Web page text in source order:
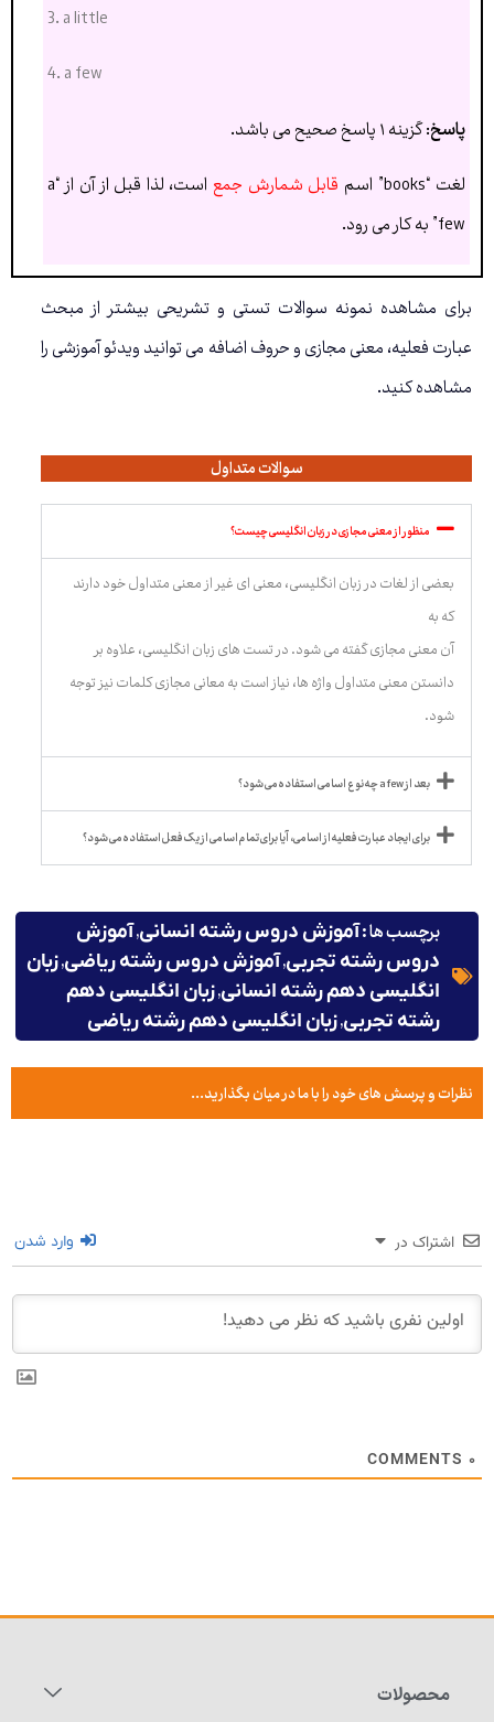
3. a little
4. a few
پاسخ: گزینه ۱ پاسخ صحیح می باشد.
لغت “books” اسم
قابل شمارش جمع
است، لذا قبل از آن از “a
few” به کار می رود.
برای مشاهده نمونه سوالات تستی و تشریحی بیشتر از مبحث
عبارت فعلیه، معنی مجازی و حروف اضافه می توانید ویدئو آموزشی را
مشاهده کنید.
سوالات متداول
منظور از معنی مجازی در زبان انگلیسی چیست؟
بعضی از لغات در زبان انگلیسی، معنی ای غیر از معنی متداول خود دارند
که به
آن معنی مجازی گفته می شود. در تست های زبان انگلیسی، علاوه بر
دانستن معنی متداول واژه ها، نیاز است به معانی مجازی کلمات نیز توجه
شود.
بعد از a few چه نوع اسامی استفاده می شود؟
برای ایجاد عبارت فعلیه از اسامی، آیا برای تمام اسامی از یک فعل استفاده می شود؟
برچسب ها :آموزش دروس رشته انسانی,آموزش
دروس رشته تجربی,آموزش دروس رشته ریاضی,زبان
انگلیسی دهم رشته انسانی,زبان انگلیسی دهم
رشته تجربی,زبان انگلیسی دهم رشته ریاضی
نظرات و پرسش های خود را با ما در میان بگذارید...
اشتراک در وارد شدن
۰
محصولات